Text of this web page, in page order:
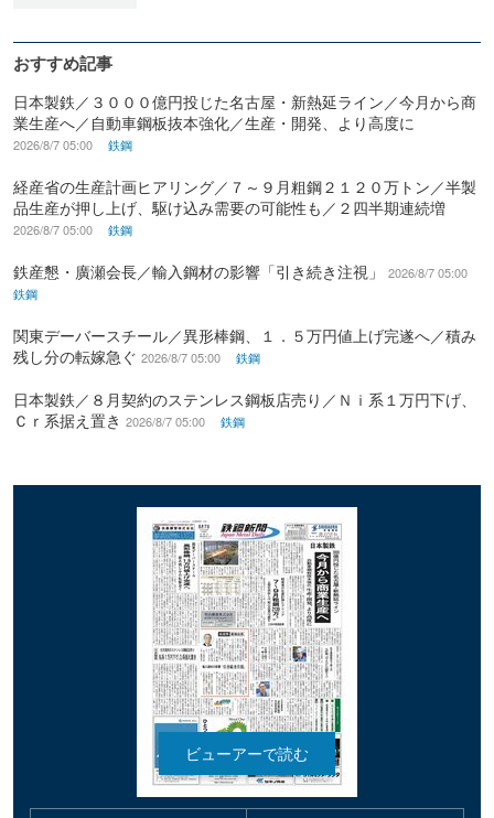
おすすめ記事
日本製鉄／３０００億円投じた名古屋・新熱延ライン／今月から商
業生産へ／自動車鋼板抜本強化／生産・開発、より高度に
2026/8/7 05:00 鉄鋼
経産省の生産計画ヒアリング／７～９月粗鋼２１２０万トン／半製
品生産が押し上げ、駆け込み需要の可能性も／２四半期連続増
2026/8/7 05:00 鉄鋼
鉄産懇・廣瀬会長／輸入鋼材の影響「引き続き注視」
2026/8/7 05:00
鉄鋼
関東デーバースチール／異形棒鋼、１．５万円値上げ完遂へ／積み
残し分の転嫁急ぐ 2026/8/7 05:00 鉄鋼
日本製鉄／８月契約のステンレス鋼板店売り／Ｎｉ系１万円下げ、
Ｃｒ系据え置き 2026/8/7 05:00 鉄鋼